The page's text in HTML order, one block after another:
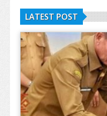
LATEST POST